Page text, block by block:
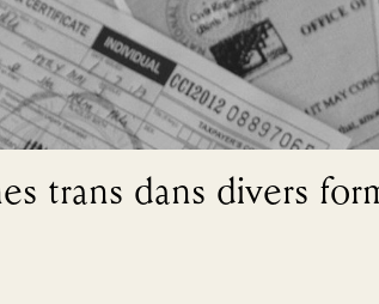
trans dans divers